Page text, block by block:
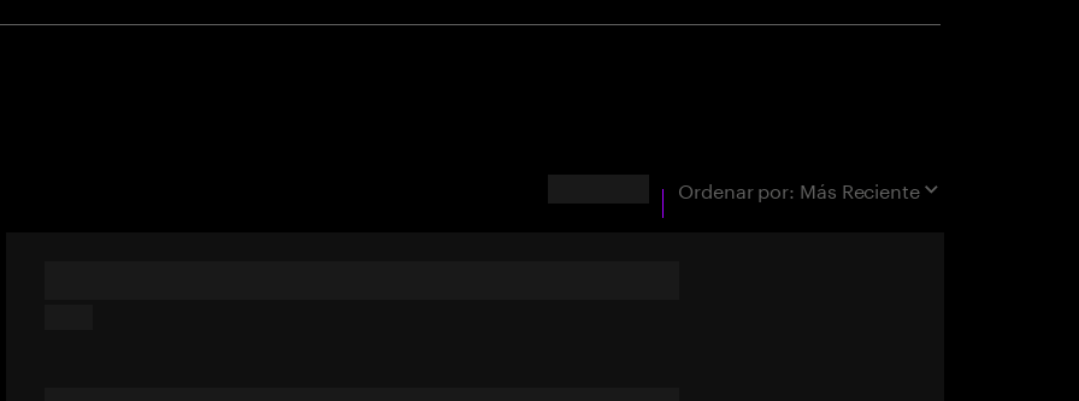
Ordenar por: Más Reciente